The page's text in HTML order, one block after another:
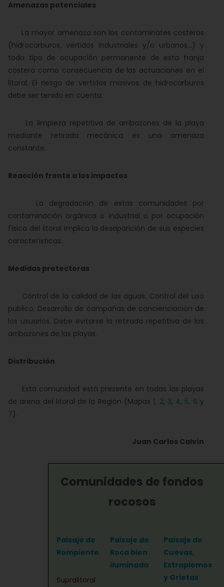
Amenazas potenciales
La mayor amenaza son los contaminates costeros
(hidrocarburos, vertidos industriales y/o urbanos...) y
todo tipo de ocupación permanente de esta franja
costera como consecuencia de las actuaciones en el
litoral. El riesgo de vertidos masivos de hidrocarburos
debe ser tenido en cuenta.
La limpieza repetitiva de arribazones de la playa
mediante retirada mecánica es una amenaza
constante.
Reacción frente a los impactos
La degradación de estas comunidades por
contaminación orgánica o industrial o por ocupación
física del litoral implica la desaparición de sus especies
características.
Medidas protectoras
Control de la calidad de las aguas. Control del uso
publico. Desarrollo de campañas de concienciación de
los usuarios. Debe evitarse la retirada repetitiva de los
arribazones de las playas.
Distribución
Esta comunidad está presente en todas las playas
de arena del litoral de la Región (Mapas1, 2, 3, 4, 5, 6 y
7).
Juan Carlos Calvín
Comunidades de fondos
rocosos
Paisaje de
Rompiente
Supralitoral
Paisaje de
Roca bien
iluminada
Paisaje de
Cuevas,
Extraplomos
y Grietas